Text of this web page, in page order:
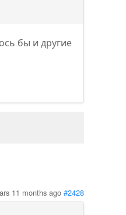
бы и другие
11 months ago #2428